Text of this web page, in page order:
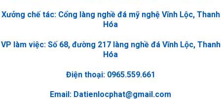
Xưởng chế tác: Cổng làng nghề đá mỹ nghệ Vĩnh Lộc, Thanh
Hóa
VP làm việc: Số 68, đường 217 làng nghề đá Vĩnh Lộc, Thanh
Hóa
Điện thoại: 0965.559.661
Email: Datienlocphat@gmail.com